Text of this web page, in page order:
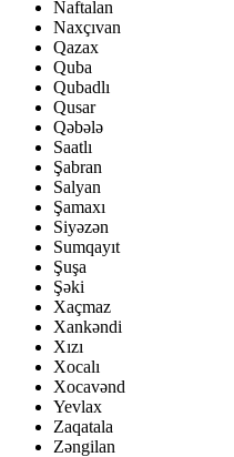
Naftalan
Naxçıvan
Qazax
Quba
Qubadlı
Qusar
Qəbələ
Saatlı
Şabran
Salyan
Şamaxı
Siyəzən
Sumqayıt
Şuşa
Şəki
Xaçmaz
Xankəndi
Xızı
Xocalı
Xocavənd
Yevlax
Zaqatala
Zəngilan